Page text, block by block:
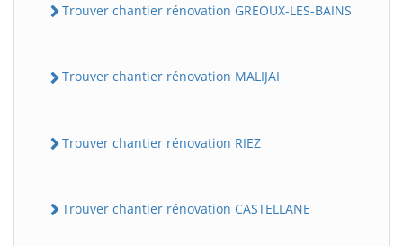
Trouver chantier rénovation GREOUX-LES-BAINS
Trouver chantier rénovation MALIJAI
Trouver chantier rénovation RIEZ
Trouver chantier rénovation CASTELLANE